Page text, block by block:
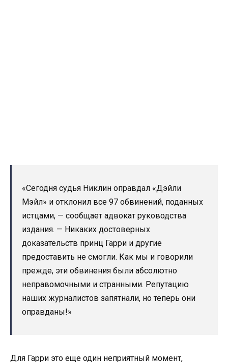
«Сегодня судья Никлин оправдал «Дэйли
Мэйл» и отклонил все 97 обвинений, поданных
истцами, — сообщает адвокат руководства
издания. — Никаких достоверных
доказательств принц Гарри и другие
предоставить не смогли. Как мы и говорили
прежде, эти обвинения были абсолютно
неправомочными и странными. Репутацию
наших журналистов запятнали, но теперь они
оправданы!»
Для Гарри это еще один неприятный момент,